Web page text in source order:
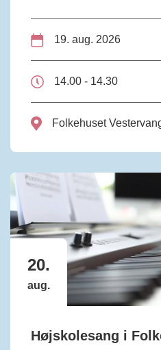
19. aug. 2026
14.00 - 14.30
Folkehuset
20.
aug.
Højskolesang i